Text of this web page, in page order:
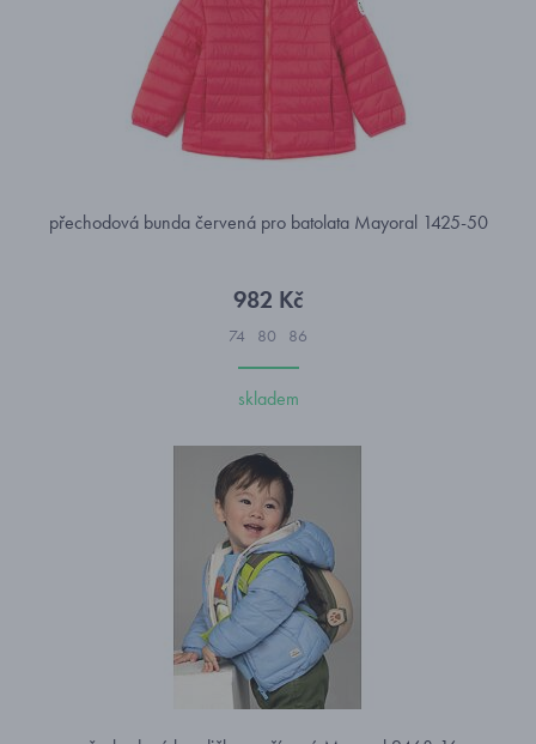
přechodová bunda červená pro batolata Mayoral 1425-50
982 Kč
74 80 86
skladem